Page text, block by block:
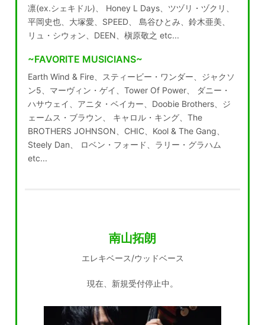
凛(ex.シェキドル)、 Honey L Days、ツヅリ・ヅクリ、
平岡史也、大塚愛、SPEED、 島谷ひとみ、鈴木亜美、
リュ・シウォン、DEEN、槇原敬之 etc...
~FAVORITE MUSICIANS~
Earth Wind & Fire、スティービー・ワンダー、ジャクソ
ン5、マーヴィン・ゲイ、Tower Of Power、 ダニー・
ハサウェイ、アニタ・ベイカー、Doobie Brothers、ジ
ェームス・ブラウン、 キャロル・キング、The
BROTHERS JOHNSON、CHIC、Kool & The Gang、
Steely Dan、 ロベン・フォード、ラリー・グラハム
etc...
南山拓朗
エレキベース/ウッドベース
現在、新規受付停止中。